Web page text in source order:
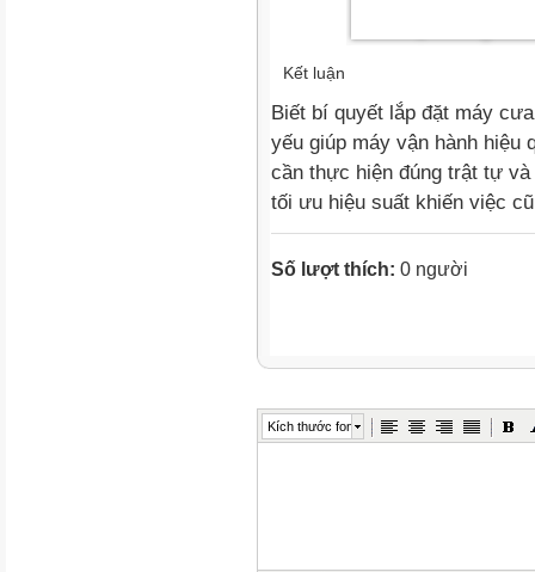
Kết luận
Biết bí quyết lắp đặt máy
yếu giúp máy vận hành hiệu
cần thực hiện đúng trật tự
tối ưu hiệu suất khiến việc
Số lượt thích: 0 người
Kích thước font